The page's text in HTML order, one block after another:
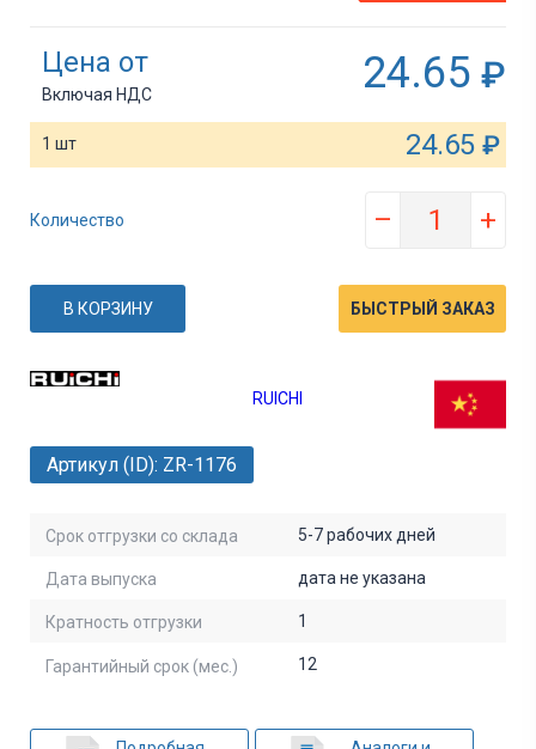
RUICHI
Артикул (ID): ZR-1176
Срок отгрузки со склада 5-7 рабочих дней
Дата выпуска дата не указана
Кратность отгрузки 1
Гарантийный срок (мес.) 12
Цена от
Включая НДС 24.65 ₽
1 шт 24.65 ₽
Количество – +
В КОРЗИНУ БЫСТРЫЙ ЗАКАЗ